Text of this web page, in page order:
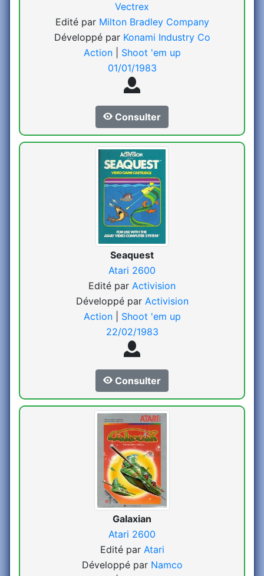
Vectrex
Edité par Milton Bradley Company
Développé par Konami Industry Co
Action
Shoot 'em up
01/01/1983
Consulter
Seaquest
Atari 2600
Edité par Activision
Développé par Activision
Action
Shoot 'em up
22/02/1983
Consulter
Galaxian
Atari 2600
Edité par Atari
Développé par Namco